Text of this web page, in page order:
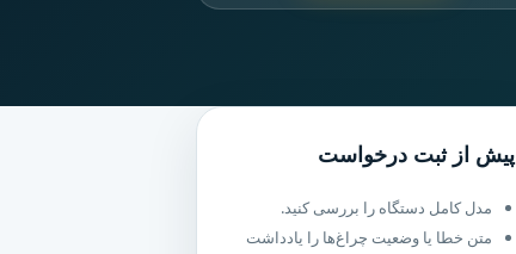
پیش از ثبت درخواست
مدل کامل دستگاه را بررسی کنید.
متن خطا یا وضعیت چراغ‌ها را یادداشت